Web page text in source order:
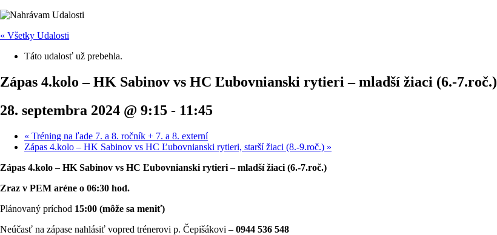
« Všetky Udalosti
Táto udalosť už prebehla.
Zápas 4.kolo – HK Sabinov vs HC Ľubovnianski rytieri – mladší žiaci (6.-7.roč.)
28. septembra 2024 @ 9:15 - 11:45
« Tréning na ľade 7. a 8. ročník + 7. a 8. externí
Zápas 4.kolo – HK Sabinov vs HC Ľubovnianski rytieri, starší žiaci (8.-9.roč.) »
Zápas 4.kolo – HK Sabinov vs HC Ľubovnianski rytieri – mladší žiaci (6.-7.roč.)
Zraz v PEM aréne o 06:30 hod.
Plánovaný príchod 15:00 (môže sa meniť)
Neúčasť na zápase nahlásiť vopred trénerovi p. Čepišákovi – 0944 536 548